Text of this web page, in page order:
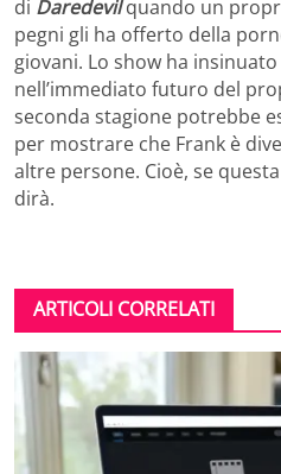
di Daredevilquando un
pegni gli ha offerto della
giovani. Lo show ha
nell’immediato futuro del
seconda stagione potrebbe
per mostrare che Frank è
altre persone. Cioè, se questa
dirà.
ARTICOLI CORRELATI